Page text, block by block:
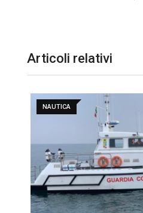
Articoli relativi
NAUTICA